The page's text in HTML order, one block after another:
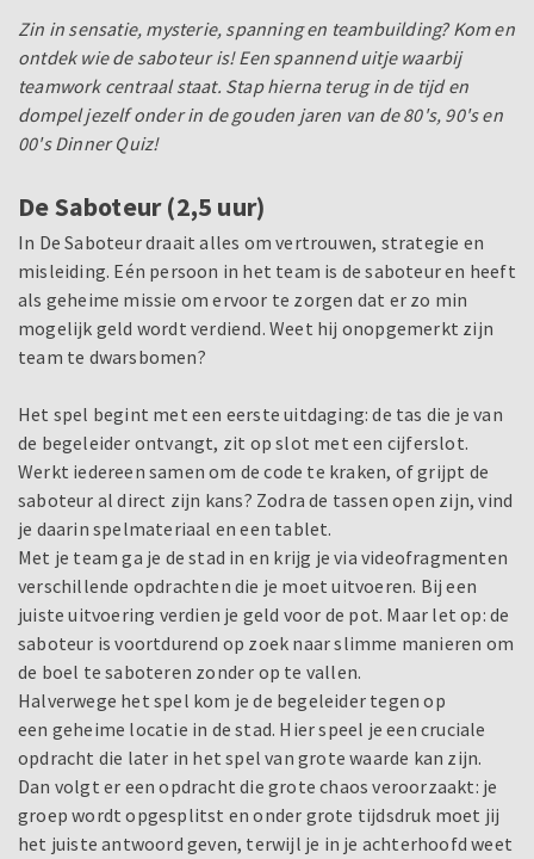
Zin in sensatie, mysterie, spanning en teambuilding? Kom en
ontdek wie de saboteur is! Een spannend uitje waarbij
teamwork centraal staat. Stap hierna terug in de tijd en
dompel jezelf onder in de gouden jaren van de 80's, 90's en
00's Dinner Quiz!
De Saboteur (2,5 uur)
In De Saboteur draait alles om vertrouwen, strategie en
misleiding. Eén persoon in het team is de saboteur en heeft
als geheime missie om ervoor te zorgen dat er zo min
mogelijk geld wordt verdiend. Weet hij onopgemerkt zijn
team te dwarsbomen?
Het spel begint met een eerste uitdaging: de tas die je van
de begeleider ontvangt, zit op slot met een cijferslot.
Werkt iedereen samen om de code te kraken, of grijpt de
saboteur al direct zijn kans? Zodra de tassen open zijn, vind
je daarin spelmateriaal en een tablet.
Met je team ga je de stad in en krijg je via videofragmenten
verschillende opdrachten die je moet uitvoeren. Bij een
juiste uitvoering verdien je geld voor de pot. Maar let op: de
saboteur is voortdurend op zoek naar slimme manieren om
de boel te saboteren zonder op te vallen.
Halverwege het spel kom je de begeleider tegen op
een geheime locatie in de stad. Hier speel je een cruciale
opdracht die later in het spel van grote waarde kan zijn.
Dan volgt er een opdracht die grote chaos veroorzaakt: je
groep wordt opgesplitst en onder grote tijdsdruk moet jij
het juiste antwoord geven, terwijl je in je achterhoofd weet